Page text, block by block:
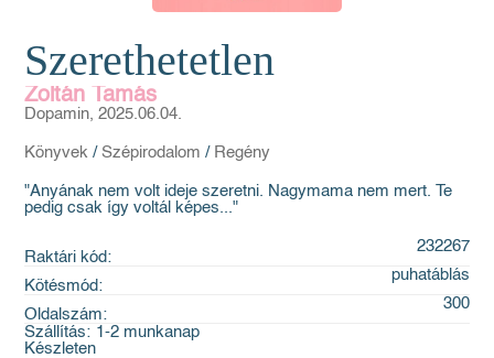
Szerethetetlen
Zoltán Tamás
Dopamin, 2025.06.04.
Könyvek / Szépirodalom / Regény
"Anyának nem volt ideje szeretni. Nagymama nem mert. Te
pedig csak így voltál képes..."
Raktári kód:
232267
Kötésmód:
puhatáblás
Oldalszám:
300
Szállítás: 1-2 munkanap
Készleten